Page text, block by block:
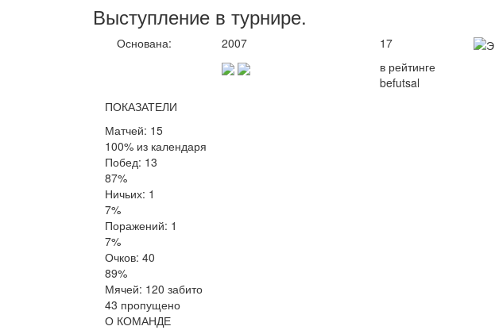
Выступление в турнире.
Основана: 2007
17
в рейтинге
befutsal
ПОКАЗАТЕЛИ
Матчей: 15
100% из календаря
Побед: 13
87%
Ничьих: 1
7%
Поражений: 1
7%
Очков: 40
89%
Мячей: 120 забито
43 пропущено
О КОМАНДЕ